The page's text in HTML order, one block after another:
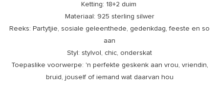
Ketting: 18+2 duim
Materiaal: 925 sterling silwer
Reeks: Partytjie, sosiale geleenthede, gedenkdag, feeste en so
aan
Styl: stylvol, chic, onderskat
Toepaslike voorwerpe: 'n perfekte geskenk aan vrou, vriendin,
bruid, jouself of iemand wat daarvan hou